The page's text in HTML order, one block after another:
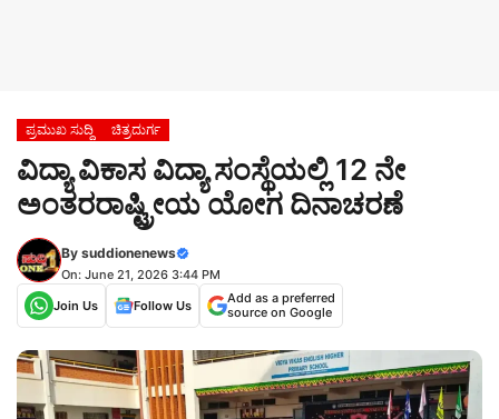
ಪ್ರಮುಖ ಸುದ್ದಿ ಚಿತ್ರದುರ್ಗ
ವಿದ್ಯಾ ವಿಕಾಸ ವಿದ್ಯಾ ಸಂಸ್ಥೆಯಲ್ಲಿ 12 ನೇ
ಅಂತರರಾಷ್ಟ್ರೀಯ ಯೋಗ ದಿನಾಚರಣೆ
By suddionenews
On: June 21, 2026 3:44 PM
Join Us
Follow Us
Add as a preferred
source on Google